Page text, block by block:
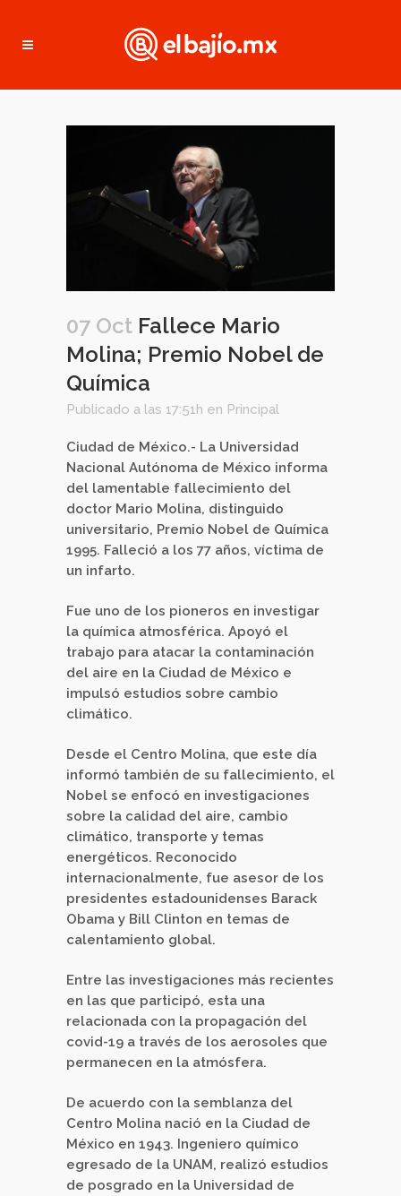
07 Oct Fallece Mario
Molina; Premio Nobel de
Química
Publicado a las 17:51h en Principal
Ciudad de México.- La Universidad
Nacional Autónoma de México informa
del lamentable fallecimiento del
doctor Mario Molina, distinguido
universitario, Premio Nobel de Química
1995. Falleció a los 77 años, víctima de
un infarto.
Fue uno de los pioneros en investigar
la química atmosférica. Apoyó el
trabajo para atacar la contaminación
del aire en la Ciudad de México e
impulsó estudios sobre cambio
climático.
Desde el Centro Molina, que este día
informó también de su fallecimiento, el
Nobel se enfocó en investigaciones
sobre la calidad del aire, cambio
climático, transporte y temas
energéticos. Reconocido
internacionalmente, fue asesor de los
presidentes estadounidenses Barack
Obama y Bill Clinton en temas de
calentamiento global.
Entre las investigaciones más recientes
en las que participó, esta una
relacionada con la propagación del
covid-19 a través de los aerosoles que
permanecen en la atmósfera.
De acuerdo con la semblanza del
Centro Molina nació en la Ciudad de
México en 1943. Ingeniero químico
egresado de la UNAM, realizó estudios
de posgrado en la Universidad de